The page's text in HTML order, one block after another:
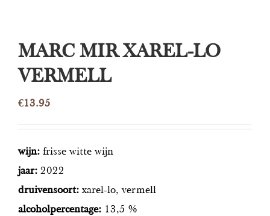
MARC MIR XAREL-LO
VERMELL
€13.95
wijn: frisse witte wijn
jaar: 2022
druivensoort:xarel-lo, vermell
alcoholpercentage: 13,5 %